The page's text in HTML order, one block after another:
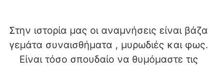
Στην ιστορία μας οι αναμνήσεις είναι βάζα
γεμάτα συναισθήματα , μυρωδιές και φως.
Είναι τόσο σπουδαίο να θυμόμαστε τις